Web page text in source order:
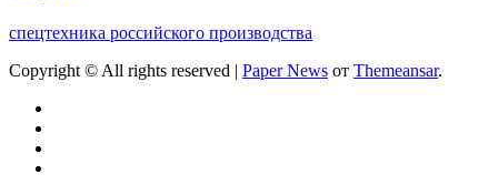
спецтехника российского производства
Copyright © All rights reserved | Paper News от Themeansar.